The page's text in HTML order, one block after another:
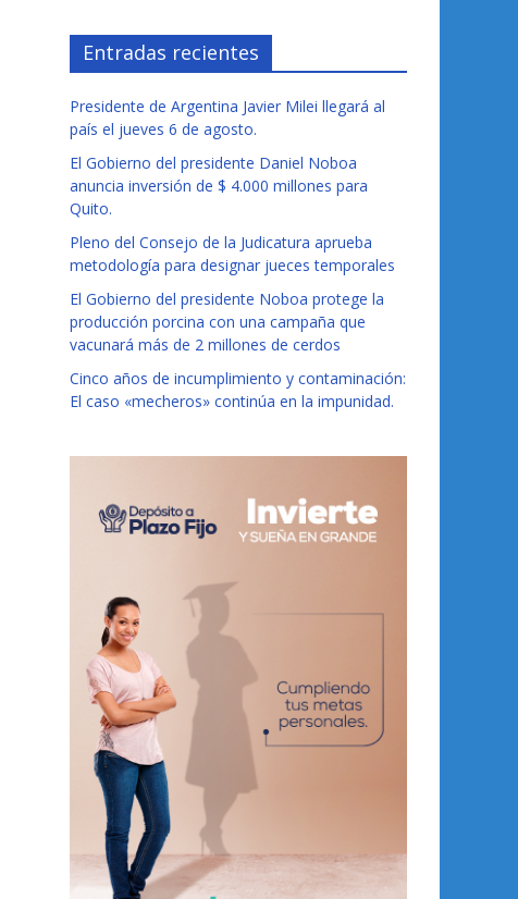
Entradas recientes
Presidente de Argentina Javier Milei llegará al
país el jueves 6 de agosto.
El Gobierno del presidente Daniel Noboa
anuncia inversión de $ 4.000 millones para
Quito.
Pleno del Consejo de la Judicatura aprueba
metodología para designar jueces temporales
El Gobierno del presidente Noboa protege la
producción porcina con una campaña que
vacunará más de 2 millones de cerdos
Cinco años de incumplimiento y contaminación:
El caso «mecheros» continúa en la impunidad.